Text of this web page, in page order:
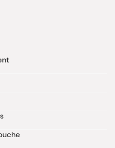
prévisionnel vendeur)
5 du code monétaire
majeurs avant
auxquels ce bien est